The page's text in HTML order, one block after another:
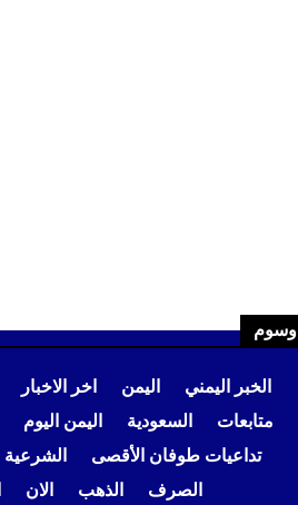
وسوم
الخبر اليمني اليمن اخر الاخبار
متابعات
السعودية اليمن اليوم
تداعيات طوفان الأقصى
الشرعية
الصرف
الذهب الان